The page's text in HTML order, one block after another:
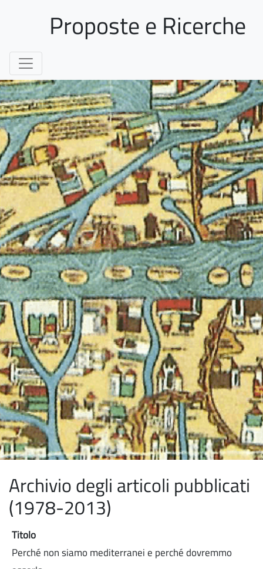
Proposte e Ricerche
Archivio degli articoli pubblicati
(1978-2013)
Titolo
Perché non siamo mediterranei e perché dovremmo